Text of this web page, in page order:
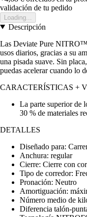
validación de tu pedido
Loading...
Descripción
Las Deviate Pure NITRO™
usos diarios, gracias a su
una pisada suave. Sin
puedas acelerar cuando lo
CARACTERÍSTICAS +
La parte superior de
30 % de materiales
DETALLES
Diseñado para:
Anchura: regular
Cierre: Cierre con
Tipo de corredor:
Pronación: Neutro
Amortiguación:
Número medio de
Diferencia talón-